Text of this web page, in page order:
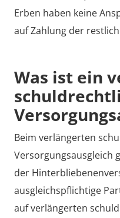
Erben haben keine
auf Zahlung der
Was ist ein
Beim verlängerten
Versorgungsausgleich
der
ausgleichspflichtige
auf verlängerten